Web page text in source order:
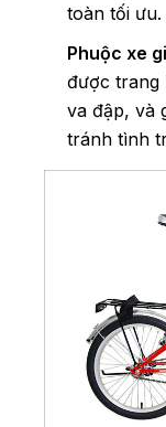
toàn tối ưu.
Phuộc xe
được trang
va đập, và
tránh tình